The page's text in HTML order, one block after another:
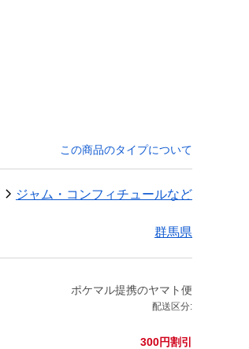
この商品のタイプについて
ジャム・コンフィチュールなど
群馬県
ポケマル提携のヤマト便
配送区分:
300円割引